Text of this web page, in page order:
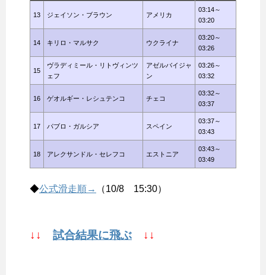
13 ジェイソン・ブラウン アメリカ
03:14～
03:20
14 キリロ・マルサク ウクライナ
03:20～
03:26
15
ヴラディミール・リトヴィンツ
ェフ
アゼルバイジャ
ン
03:26～
03:32
16 ゲオルギー・レシュテンコ チェコ
03:32～
03:37
17 パブロ・ガルシア スペイン
03:37～
03:43
18 アレクサンドル・セレフコ エストニア
03:43～
03:49
◆公式滑走順→ （10/8 15:30）
↓↓ 試合結果に飛ぶ ↓↓